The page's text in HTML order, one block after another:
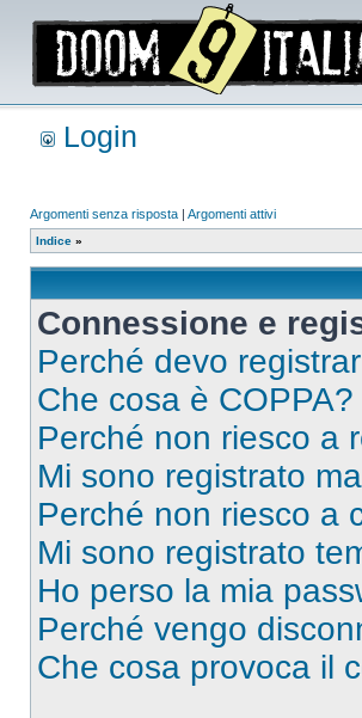
Login
Argomenti senza risposta | Argomenti attivi
Indice »
Connessione e
Perché devo
Che cosa è COPPA?
Perché non riesco a
Mi sono registrato
Perché non riesco a
Mi sono registrato
Ho perso la mia
Perché vengo
Che cosa provoca il